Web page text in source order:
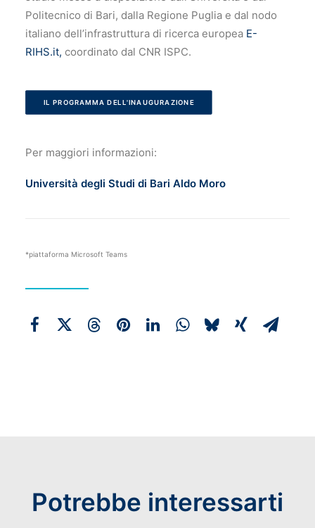
Politecnico di Bari, dalla Regione Puglia e dal nodo
italiano dell’infrastruttura di ricerca europea E-
RIHS.it, coordinato dal CNR ISPC.
IL PROGRAMMA DELL'INAUGURAZIONE
Per maggiori informazioni:
Università degli Studi di Bari Aldo Moro
*piattaforma Microsoft Teams
Potrebbe interessarti